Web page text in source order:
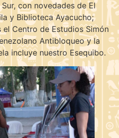
con novedades de El
y Biblioteca Ayacucho;
Centro de Estudios Simón
Antibloqueo y la
incluye nuestro Esequibo.